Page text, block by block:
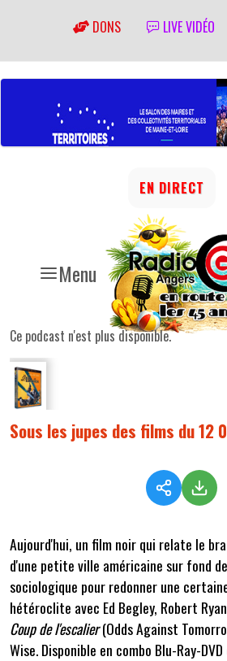
DONS LIVE VIDÉO
Menu
EN DIRECT
Ce podcast n'est plus disponible.
Sous les jupes des films du 12
Aujourd'hui, un film noir qui relate le
d'une petite ville américaine sur fond
sociologique pour redonner une
hétéroclite avec Ed Begley, Robert
Coup de l'escalier(Odds Against
Wise. Disponible en combo Blu-Ray-DVD